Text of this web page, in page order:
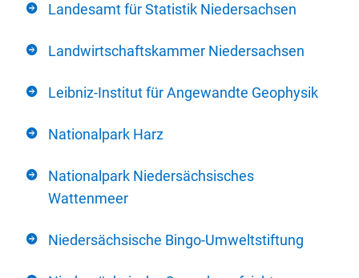
Landesamt für Statistik Niedersachsen
Landwirtschaftskammer Niedersachsen
Leibniz-Institut für Angewandte Geophysik
Nationalpark Harz
Nationalpark Niedersächsisches
Wattenmeer
Niedersächsische Bingo-Umweltstiftung